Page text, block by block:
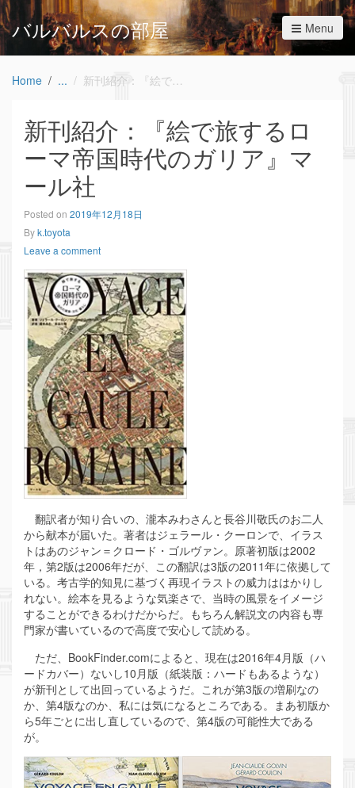
バルバルスの部屋 Menu
Home 新刊紹介：『絵で旅するローマ帝国時代のガリア』マール社
新刊紹介：『絵で旅するロ
ーマ帝国時代のガリア』マ
ール社
Posted on 2019年12月18日
Byk.toyota
Leave a comment
翻訳者が知り合いの、瀧本みわさんと長谷川敬氏のお二人
から献本が届いた。著者はジェラール・クーロンで、イラス
トはあのジャン＝クロード・ゴルヴァン。原著初版は2002
年，第2版は2006年だが、この翻訳は3版の2011年に依拠して
いる。考古学的知見に基づく再現イラストの威力ははかりし
れない。絵本を見るような気楽さで、当時の風景をイメージ
することができるわけだからだ。もちろん解説文の内容も専
門家が書いているので高度で安心して読める。
ただ、BookFinder.comによると、現在は2016年4月版（ハ
ードカバー）ないし10月版（紙装版：ハードもあるような）
が新刊として出回っているようだ。これが第3版の増刷なの
か、第4版なのか、私には気になるところである。まあ初版か
ら5年ごとに出し直しているので、第4版の可能性大である
が。